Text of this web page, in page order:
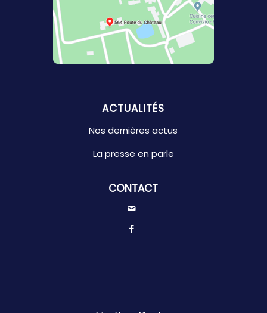
ACTUALITÉS
Nos dernières actus
La presse en parle
CONTACT